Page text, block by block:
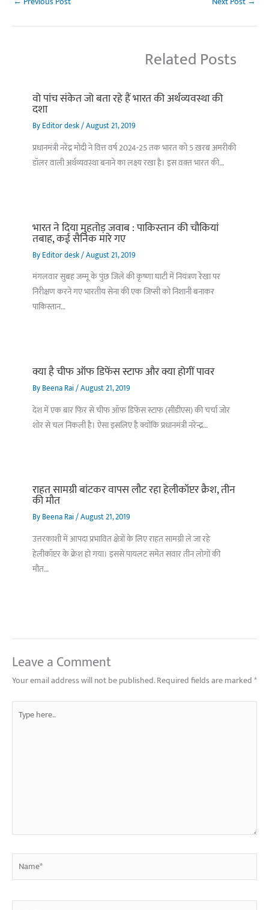
Related Posts
वो पांच संकेत जो बता रहे हैं भारत की अर्थव्यवस्था की
दशा
ByEditor desk/August 21, 2019
प्रधानमंत्री नरेंद्र मोदी ने वित्त वर्ष 2024-25 तक भारत को 5 ख़रब अमरीकी
डॉलर वाली अर्थव्यवस्था बनाने का लक्ष्य रखा है। इस वक़्त भारत की…
भारत ने दिया मुहतोड़ जवाब : पाकिस्‍तान की चौकियां
तबाह, कई सैनिक मारे गए
ByEditor desk/August 21, 2019
मंगलवार सुबह जम्मू के पुंछ जिले की कृष्णा घाटी में नियंत्रण रेखा पर
निरीक्षण करने गए भारतीय सेना की एक जिप्सी को निशानी बनाकर
पाकिस्तान…
क्या है चीफ ऑफ डिफेंस स्टाफ और क्या होगीं पावर
ByBeena Rai/August 21, 2019
देश में एक बार फिर से चीफ ऑफ डिफेंस स्टाफ (सीडीएस) की चर्चा जोर
शोर से चल निकली है। ऐसा इसलिए है क्योंकि प्रधानमंत्री नरेन्द्र…
राहत सामग्री बांटकर वापस लौट रहा हेलीकॉप्टर क्रैश, तीन
की मौत
ByBeena Rai/August 21, 2019
उत्तरकाशी में आपदा प्रभावित क्षेत्रों के लिए राहत सामग्री ले जा रहे
हेलीकॉप्टर के क्रेश हो गया। इससे पायलट समेत सवार तीन लोगों की
मौत…
Leave a Comment
Your email address will not be published.Required fields are marked*
here..